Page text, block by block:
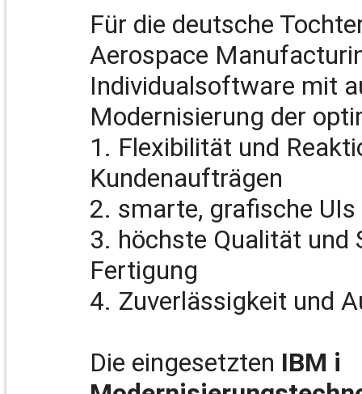
Für die deutsche
Aerospace
Individualsoftware mit
Modernisierung der
1. Flexibilität und
Kundenaufträgen
2. smarte, grafische
3. höchste Qualität und
Fertigung
4. Zuverlässigkeit und
Die eingesetzten IBM i